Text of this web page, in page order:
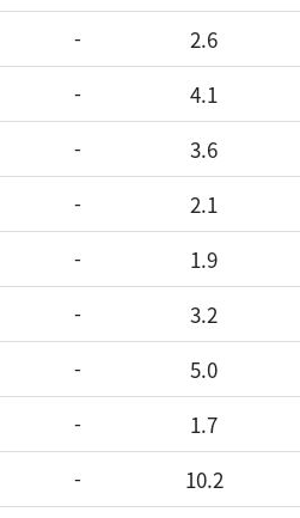
- 2.6
- 4.1
- 3.6
- 2.1
- 1.9
- 3.2
- 5.0
- 1.7
- 10.2